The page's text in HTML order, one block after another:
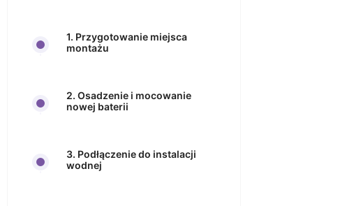
1. Przygotowanie miejsca
montażu
2. Osadzenie i mocowanie
nowej baterii
3. Podłączenie do instalacji
wodnej